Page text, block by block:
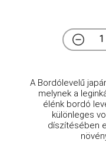
A Bordólevelű
melynek a
élénk bordó
különleges
díszítésében